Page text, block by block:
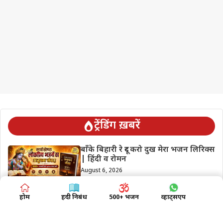
ट्रेंडिंग ख़बरें
बाँके बिहारी रे दूर करो दुख मेरा भजन लिरिक्स
| हिंदी व रोमन
August 6, 2026
व्रज के नंदलाला राधा जी के सांवरिया भजन
होम हिंदी निबंध 500+ भजन व्हाट्सएप